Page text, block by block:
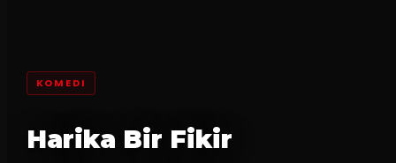
KOMEDI
Harika Bir Fikir